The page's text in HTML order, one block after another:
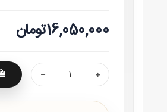
16,050,000تومان